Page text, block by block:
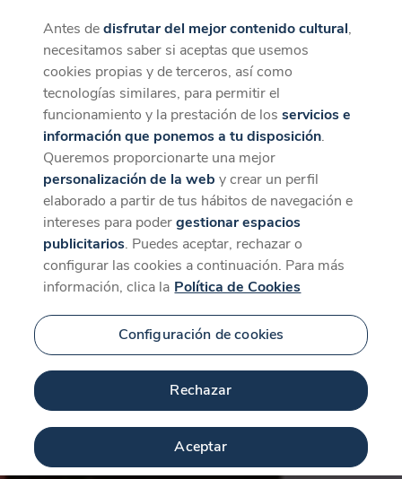
CaixaForum+
La mejor experiencia desde la App
Descargar
Antes dedisfrutar del mejor contenido cultural,
necesitamos saber si aceptas que usemos
cookies propias y de terceros, así como
tecnologías similares, para permitir el
funcionamiento y la prestación de losservicios e
información que ponemos a tu disposición.
Queremos proporcionarte una mejor
personalización de la web y crear un perfil
elaborado a partir de tus hábitos de navegación e
intereses para podergestionar espacios
publicitarios. Puedes aceptar, rechazar o
configurar las cookies a continuación. Para más
información, clica la Política de Cookies
Configuración de cookies
Rechazar
Aceptar